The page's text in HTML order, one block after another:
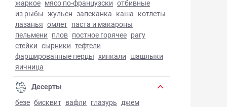
жаркое мясо по-французски отбивные
из рыбы жульен запеканка каша котлеты
лазанья омлет паста и макароны
пельмени плов постное горячее рагу
стейки сырники тефтели
фаршированные перцы хинкали шашлыки
яичница
Десерты
безе бисквит вафли глазурь джем